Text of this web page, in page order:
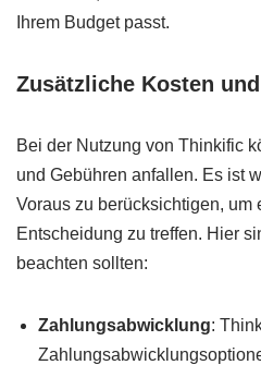
Ihrem Budget passt.
Zusätzliche Kosten
Bei der Nutzung von Thinkific
und Gebühren anfallen. Es ist
Voraus zu berücksichtigen, um
Entscheidung zu treffen. Hier
beachten sollten:
Zahlungsabwicklung: